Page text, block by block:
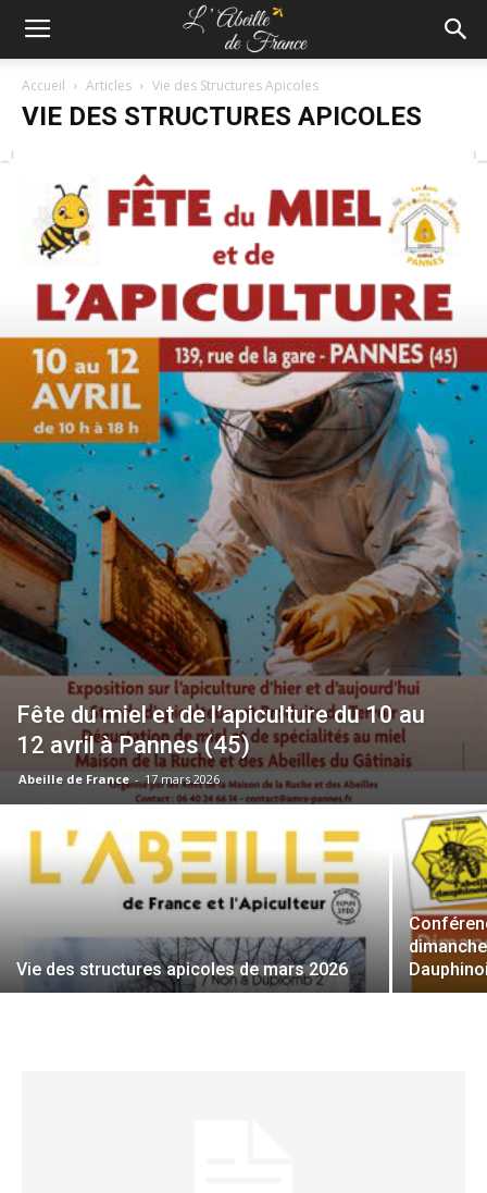
Accueil Articles Vie des Structures Apicoles
VIE DES STRUCTURES APICOLES
Fête du miel et de l’apiculture du 10 au
12 avril à Pannes (45)
Abeille de France - 17 mars 2026
Vie des structures apicoles de mars 2026